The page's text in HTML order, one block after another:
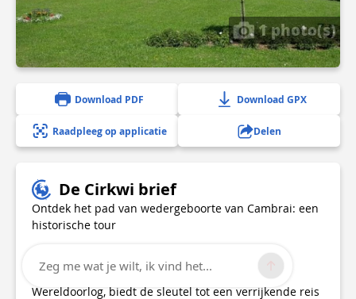
1 photo(s)
Download PDF Download GPX
Raadpleeg op applicatie Delen
De Cirkwi brief
Ontdek het pad van wedergeboorte van Cambrai: een
historische tour
Cambrai, een stad van monumentale historische
diepte en artistieke opleving na de Eerste
Wereldoorlog, biedt de sleutel tot een verrijkende reis
Zeg me wat je wilt, ik vind het...